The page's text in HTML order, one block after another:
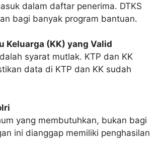
dalam daftar penerima. DTKS
bagi banyak program bantuan.
Keluarga (KK) yang Valid
syarat mutlak. KTP dan KK
data di KTP dan KK sudah
yang membutuhkan, bukan bagi
ini dianggap memiliki penghasilan